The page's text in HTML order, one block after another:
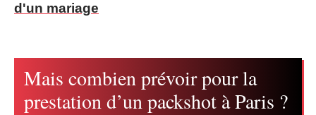
d'un mariage
Mais combien prévoir pour la
prestation d’un packshot à Paris ?